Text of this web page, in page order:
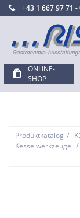
+43 1 667 97 71 -
ONLINE-
SHOP
Produktkatalog /
Kesselwerkzeuge /